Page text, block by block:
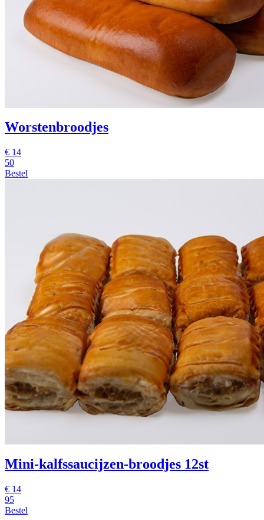
Worstenbroodjes
€ 14
50
Bestel
Mini-kalfssaucijzen-broodjes 12st
€ 14
95
Bestel